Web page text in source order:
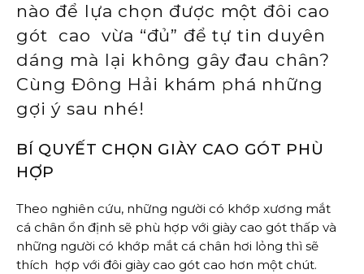
nào để lựa chọn được một đôi cao
gót cao vừa “đủ” để tự tin duyên
dáng mà lại không gây đau chân?
Cùng Đông Hải khám phá những
gợi ý sau nhé!
BÍ QUYẾT CHỌN GIÀY CAO GÓT PHÙ
HỢP
Theo nghiên cứu, những người có khớp xương mắt
cá chân ổn định sẽ phù hợp với giày cao gót thấp và
những người có khớp mắt cá chân hơi lỏng thì sẽ
thích hợp với đôi giày cao gót cao hơn một chút.